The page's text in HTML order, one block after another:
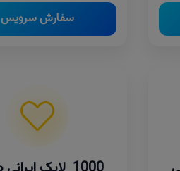
سفارش سرویس